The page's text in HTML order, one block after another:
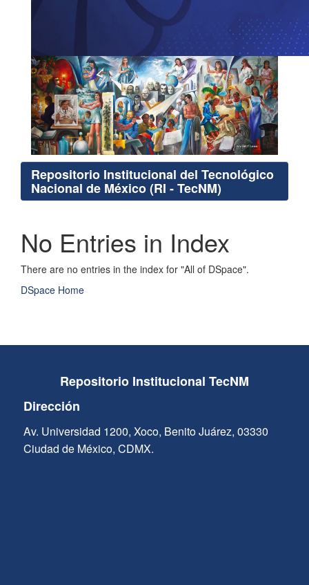
Repositorio Institucional del Tecnológico
Nacional de México (RI - TecNM)
No Entries in Index
There are no entries in the index for "All of DSpace".
DSpace Home
Repositorio Institucional TecNM
Dirección
Av. Universidad 1200, Xoco, Benito Juárez, 03330
Ciudad de México, CDMX.